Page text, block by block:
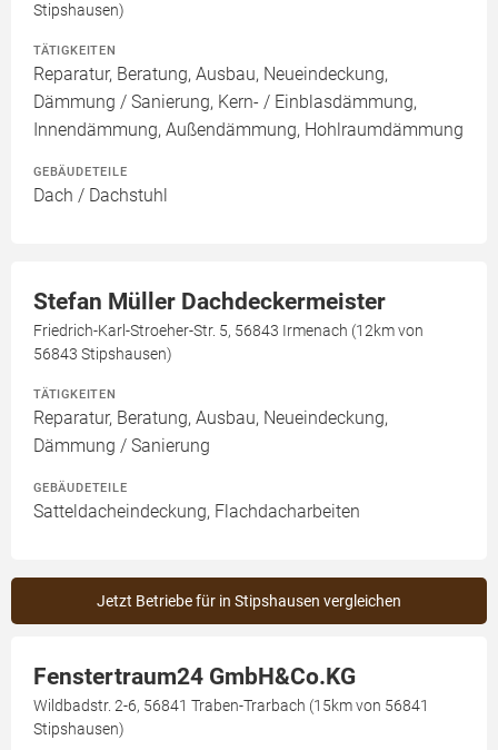
Stipshausen)
TÄTIGKEITEN
Reparatur, Beratung, Ausbau, Neueindeckung,
Dämmung / Sanierung, Kern- / Einblasdämmung,
Innendämmung, Außendämmung, Hohlraumdämmung
GEBÄUDETEILE
Dach / Dachstuhl
Stefan Müller Dachdeckermeister
Friedrich-Karl-Stroeher-Str. 5, 56843 Irmenach (12km von
56843 Stipshausen)
TÄTIGKEITEN
Reparatur, Beratung, Ausbau, Neueindeckung,
Dämmung / Sanierung
GEBÄUDETEILE
Satteldacheindeckung, Flachdacharbeiten
Jetzt Betriebe für in Stipshausen vergleichen
Fenstertraum24 GmbH&Co.KG
Wildbadstr. 2-6, 56841 Traben-Trarbach (15km von 56841
Stipshausen)